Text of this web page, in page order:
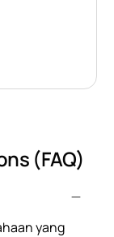
(FAQ)
yang